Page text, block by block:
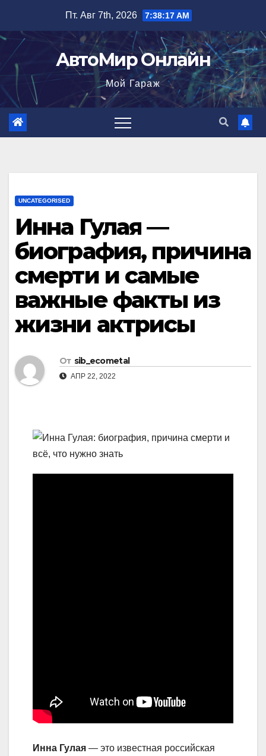
содержимому
Пт. Авг 7th, 2026 7:38:18 AM
АвтоМир Онлайн
Мой Гараж
UNCATEGORISED
Инна Гулая —
биография, причина
смерти и самые
важные факты из
жизни актрисы
От sib_ecometal
АПР 22, 2022
Инна Гулая — это известная российская